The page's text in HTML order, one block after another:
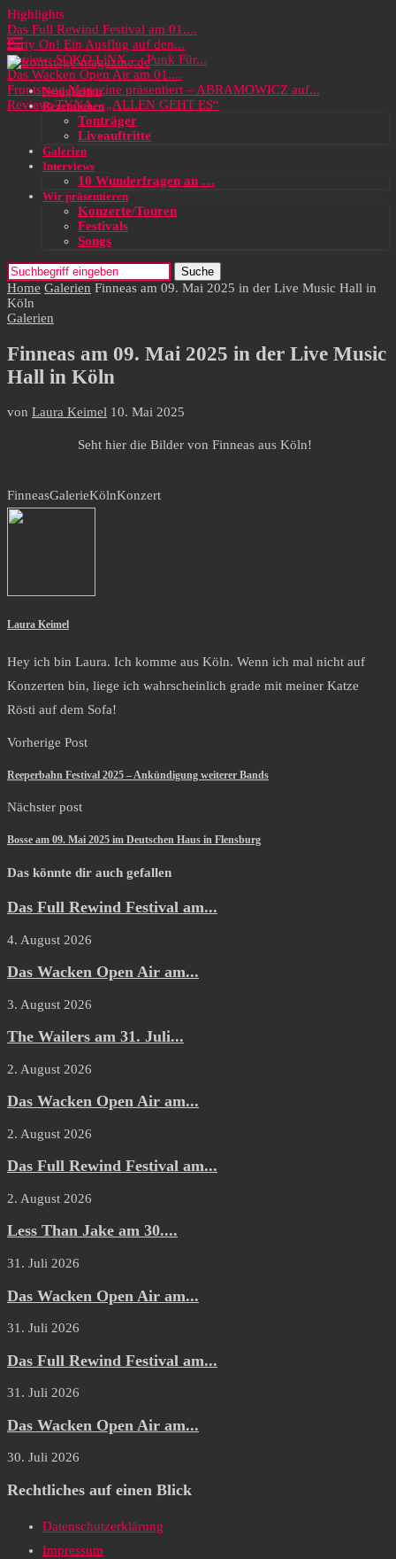
Highlights
Das Full Rewind Festival am 01....
Party On! Ein Ausflug auf den...
Review: SOKO LiNX – „Punk Für...
Das Wacken Open Air am 01....
Frontstage Magazine präsentiert – ABRAMOWICZ auf...
Review: TYNA – „ALLEN GEHT ES“
Neuigkeiten
Rezensionen
Tonträger
Liveauftritte
Galerien
Interviews
10 Wunderfragen an …
Wir präsentieren
Konzerte/Touren
Festivals
Songs
Suche
Home Galerien Finneas am 09. Mai 2025 in der Live Music Hall in
Köln
Galerien
Finneas am 09. Mai 2025 in der Live Music
Hall in Köln
von Laura Keimel 10. Mai 2025
Seht hier die Bilder von Finneas aus Köln!
FinneasGalerieKölnKonzert
Laura Keimel
Hey ich bin Laura. Ich komme aus Köln. Wenn ich mal nicht auf
Konzerten bin, liege ich wahrscheinlich grade mit meiner Katze
Rösti auf dem Sofa!
Vorherige Post
Reeperbahn Festival 2025 – Ankündigung weiterer Bands
Nächster post
Bosse am 09. Mai 2025 im Deutschen Haus in Flensburg
Das könnte dir auch gefallen
Das Full Rewind Festival am...
4. August 2026
Das Wacken Open Air am...
3. August 2026
The Wailers am 31. Juli...
2. August 2026
Das Wacken Open Air am...
2. August 2026
Das Full Rewind Festival am...
2. August 2026
Less Than Jake am 30....
31. Juli 2026
Das Wacken Open Air am...
31. Juli 2026
Das Full Rewind Festival am...
31. Juli 2026
Das Wacken Open Air am...
30. Juli 2026
Rechtliches auf einen Blick
Datenschutzerklärung
Impressum